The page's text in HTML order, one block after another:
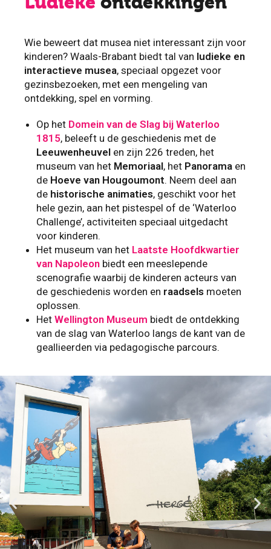
Wie beweert dat musea niet interessant zijn voor
kinderen? Waals-Brabant biedt tal van ludieke en
interactieve musea, speciaal opgezet voor
gezinsbezoeken, met een mengeling van
ontdekking, spel en vorming.
Op het Domein van de Slag bij Waterloo
1815, beleeft u de geschiedenis met de
Leeuwenheuvel en zijn 226 treden, het
museum van het Memoriaal, het Panorama en
de Hoeve van Hougoumont. Neem deel aan
de historische animaties, geschikt voor het
hele gezin, aan het pistespel of de ‘Waterloo
Challenge’, activiteiten speciaal uitgedacht
voor kinderen.
Het museum van het Laatste Hoofdkwartier
van Napoleon biedt een meeslepende
scenografie waarbij de kinderen acteurs van
de geschiedenis worden en raadsels moeten
oplossen.
Het Wellington Museum biedt de ontdekking
van de slag van Waterloo langs de kant van de
geallieerden via pedagogische parcours.